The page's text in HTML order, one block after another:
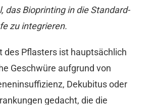
das Bioprinting in die Standard-
zu integrieren.
des Pflasters ist hauptsächlich
Geschwüre aufgrund von
Dekubitus oder
gedacht, die die